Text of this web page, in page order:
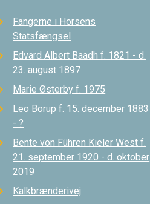
Fangerne i Horsens
Statsfængsel
Edvard Albert Baadh f. 1821 - d.
23. august 1897
Marie Østerby f. 1975
Leo Borup f. 15. december 1883
- ?
Bente von Führen Kieler West f.
21. september 1920 - d. oktober
2019
Kalkbrænderivej